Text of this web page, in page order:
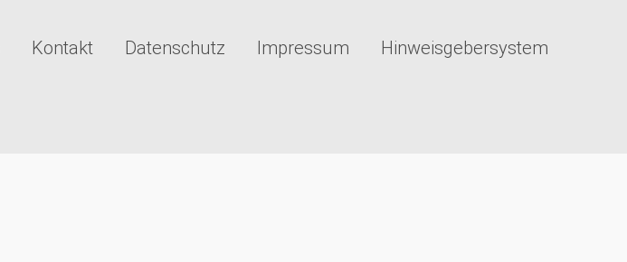
Kontakt Datenschutz Impressum Hinweisgebersystem